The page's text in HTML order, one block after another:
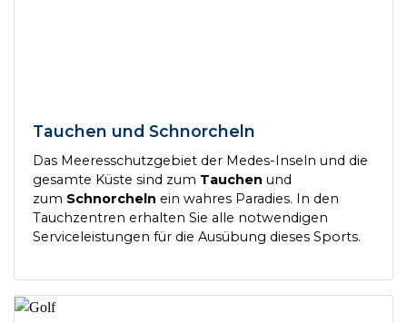
Tauchen und Schnorcheln
Das Meeresschutzgebiet der Medes-Inseln und die
gesamte Küste sind zum Tauchen und
zum Schnorcheln ein wahres Paradies. In den
Tauchzentren erhalten Sie alle notwendigen
Serviceleistungen für die Ausübung dieses Sports.